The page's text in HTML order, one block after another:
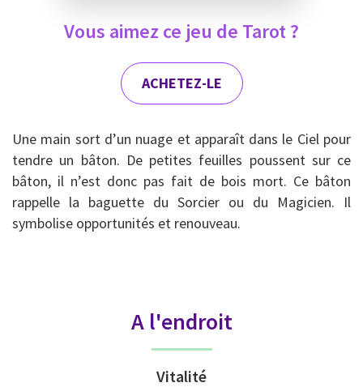
Vous aimez ce jeu de Tarot ?
ACHETEZ-LE
Une main sort d’un nuage et apparaît dans le Ciel pour
tendre un bâton. De petites feuilles poussent sur ce
bâton, il n’est donc pas fait de bois mort. Ce bâton
rappelle la baguette du Sorcier ou du Magicien. Il
symbolise opportunités et renouveau.
A l'endroit
Vitalité